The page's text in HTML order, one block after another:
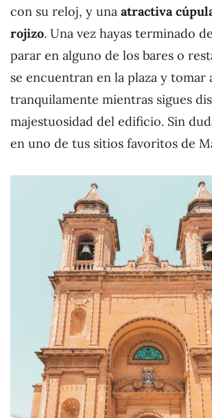
con su reloj, y una atractiva
rojizo. Una vez hayas terminado
parar en alguno de los bares o
se encuentran en la plaza y tomar
tranquilamente mientras sigues
majestuosidad del edificio. Sin
en uno de tus sitios favoritos de